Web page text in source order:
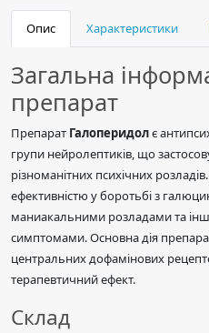
Опис Характеристики
Загальна
препарат
Препарат Галоперидолє
групи нейролептиків, що
різноманітних психічних
ефективністю у боротьбі з
маниакальними розладами та
симптомами. Основна дія
центральних дофамінових
терапевтичний ефект.
Склад